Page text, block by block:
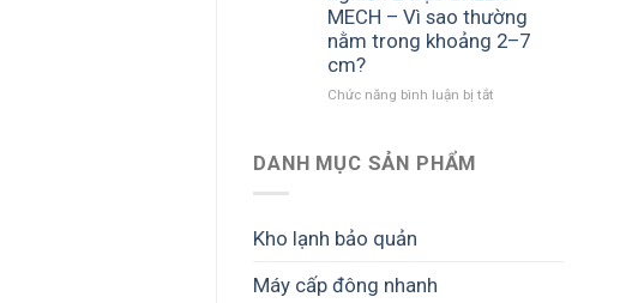
trục
có
nghiền
MECH – Vì sao thường
nằm trong khoảng 2–7
cm?
Chức năng bình luận bị tắt
DANH MỤC SẢN PHẨM
Kho lạnh bảo quản
Máy cấp đông nhanh